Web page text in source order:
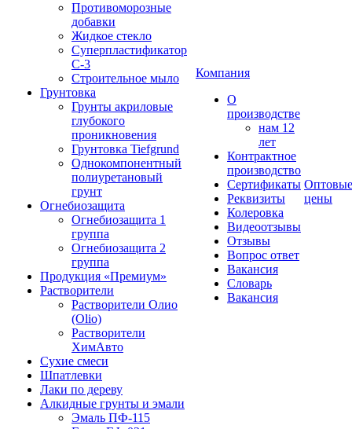
Противоморозные
добавки
Жидкое стекло
Суперпластификатор
С-3
Строительное мыло
Грунтовка
Грунты акриловые
глубокого
проникновения
Грунтовка Tiefgrund
Однокомпонентный
полиуретановый
грунт
Огнебиозащита
Огнебиозащита 1
группа
Огнебиозащита 2
группа
Продукция «Премиум»
Растворители
Растворители Олио
(Olio)
Растворители
ХимАвто
Сухие смеси
Шпатлевки
Лаки по дереву
Алкидные грунты и эмали
Эмаль ПФ-115
Компания
О
производстве
нам 12
лет
Контрактное
производство
Сертификаты
Реквизиты
Колеровка
Видеоотзывы
Отзывы
Вопрос ответ
Вакансия
Словарь
Вакансия
Оптовые
цены